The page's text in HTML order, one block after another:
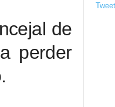
de
perder